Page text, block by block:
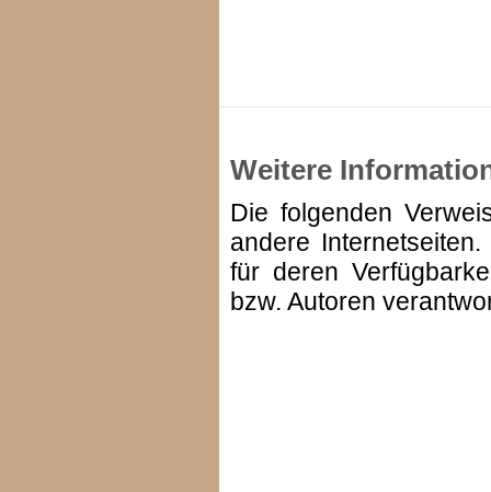
Weitere
Die folgenden
andere
für deren
bzw. Autoren